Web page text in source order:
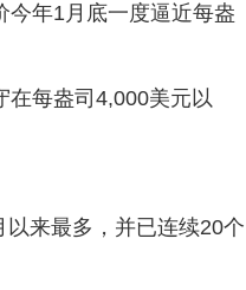
今年1月底一度逼近每盎
在每盎司4,000美元以
来最多，并已连续20个